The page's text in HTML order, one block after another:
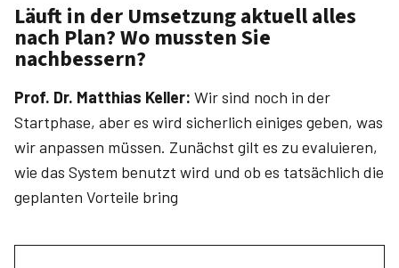
Läuft in der Umsetzung aktuell alles
nach Plan? Wo mussten Sie
nachbessern?
Prof. Dr. ­Matthias ­Keller: Wir sind noch in der
Startphase, aber es wird sicherlich einiges geben, was
wir anpassen müssen. Zunächst gilt es zu evaluieren,
wie das System benutzt wird und ob es tatsächlich die
geplanten Vorteile bring